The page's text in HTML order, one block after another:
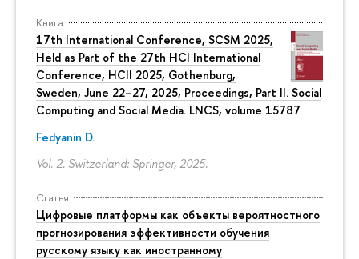
Книга
17th International Conference, SCSM 2025,
Held as Part of the 27th HCI International
Conference, HCII 2025, Gothenburg,
Sweden, June 22–27, 2025, Proceedings, Part II. Social
Computing and Social Media. LNCS, volume 15787
Fedyanin D.
Vol. 2. Switzerland: Springer, 2025.
Статья
Цифровые платформы как объекты вероятностного
прогнозирования эффективности обучения
русскому языку как иностранному